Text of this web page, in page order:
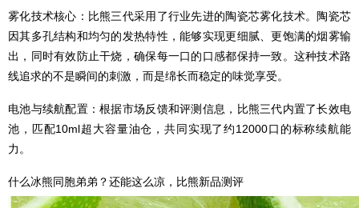
雾化技术核心：比熊三代采用了行业先进的陶瓷芯雾化技术。陶瓷芯
因其多孔结构和均匀的发热特性，能够实现更细腻、更饱满的烟雾输
出，同时有效防止干烧，确保每一口的口感都保持一致。这种技术路
线追求的不是瞬间的刺激，而是绵长而稳定的味觉享受。
电池与续航配置：根据市场反馈和评测信息，比熊三代内置了长效电
池，匹配10ml超大容量油仓，共同实现了约12000口的标称续航能
力。
什么冰熊同胞弟弟？还能这么凉，比熊新品测评